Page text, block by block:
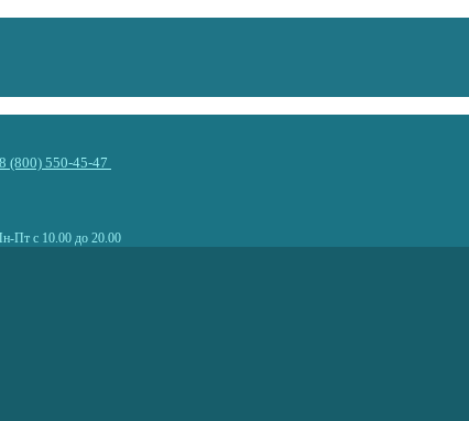
8 (800) 550-45-47
Пт с 10.00 до 20.00